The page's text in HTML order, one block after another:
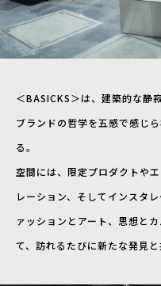
＜BASICKS＞は、建築的な静
ブランドの哲学を五感で感じ
る。
空間には、限定プロダクトや
レーション、そしてインスタ
ァッションとアート、思想と
て、訪れるたびに新たな発見と